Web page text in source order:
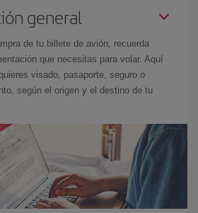
general
de tu billete de avión, recuerda
que necesitas para volar. Aquí
visado, pasaporte, seguro o
según el origen y el destino de tu